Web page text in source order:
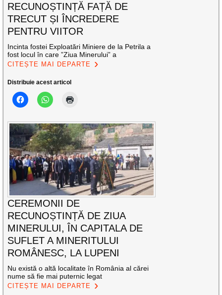
RECUNOȘTINȚĂ FAȚĂ DE
TRECUT ȘI ÎNCREDERE
PENTRU VIITOR
Incinta fostei Exploatări Miniere de la Petrila a
fost locul în care ”Ziua Minerului” a
CITEȘTE MAI DEPARTE
Distribuie acest articol
CEREMONII DE
RECUNOȘTINȚĂ DE ZIUA
MINERULUI, ÎN CAPITALA DE
SUFLET A MINERITULUI
ROMÂNESC, LA LUPENI
Nu există o altă localitate în România al cărei
nume să fie mai puternic legat
CITEȘTE MAI DEPARTE